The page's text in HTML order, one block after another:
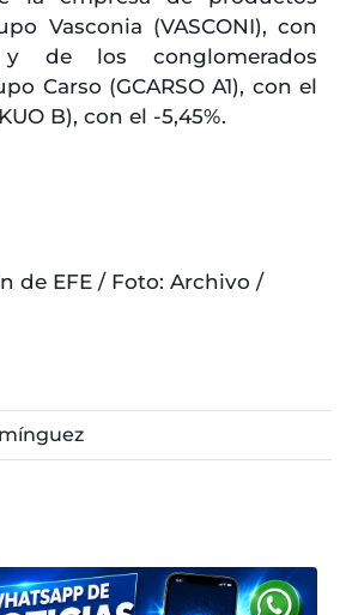
Vasconia (VASCONI), con
de los conglomerados
Carso (GCARSO A1), con el
B), con el -5,45%.
de EFE / Foto: Archivo /